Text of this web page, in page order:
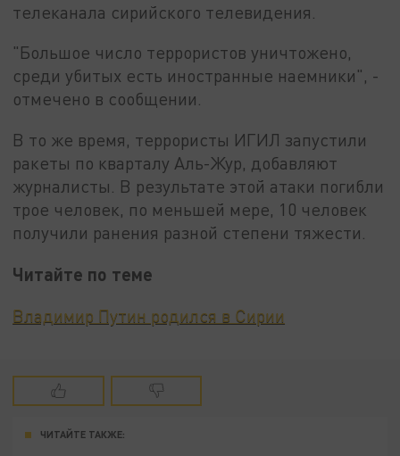
телеканала сирийского телевидения.
"Большое число террористов уничтожено,
среди убитых есть иностранные наемники", -
отмечено в сообщении.
В то же время, террористы ИГИЛ запустили
ракеты по кварталу Аль-Жур, добавляют
журналисты. В результате этой атаки погибли
трое человек, по меньшей мере, 10 человек
получили ранения разной степени тяжести.
Читайте по теме
Владимир Путин родился в Сирии
ЧИТАЙТЕ ТАКЖЕ: